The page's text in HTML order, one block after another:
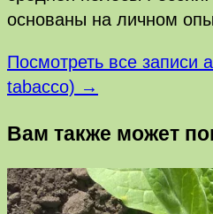
основаны на личном
Посмотреть все записи
tabacco) →
Вам также может